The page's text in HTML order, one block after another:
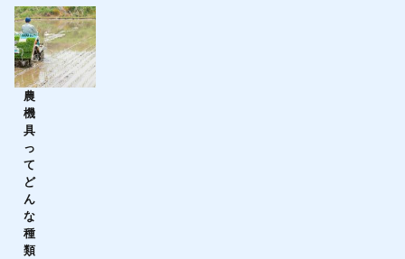
農
機
具
っ
て
ど
ん
な
種
類